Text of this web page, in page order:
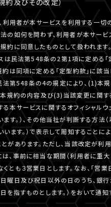
約及びその改定）
利用者が本サービスを利用する一切
法の如何を問わず、利用者が本サー
約に同意したものとして扱われます。
は民法第548条の2第1項に定める「
約は同項に定める「定型約款」に該当
法第548条の4の規定により、(1)本規
規約の内容及び(3)当該変更に関す
本サービスに関するオフィシャルウ
ます。）、その他当社が判断する方法
います。）で表示して周知することに
があります。ただし、当該改定が利
は、事前に相当な期間（利用者に重
とも３営業日とします。なお、「営業
日曜日及び祝日以外の日のうち、銀
を指すものとします。）をおいて通知